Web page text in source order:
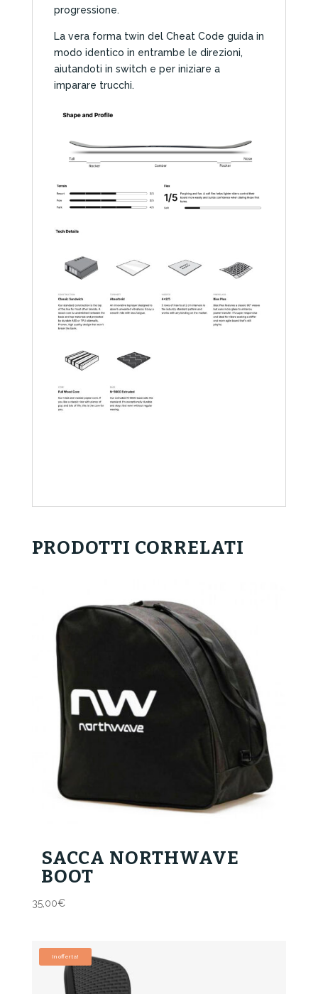
progressione.
La vera forma twin del Cheat Code guida in
modo identico in entrambe le direzioni,
aiutandoti in switch e per iniziare a
imparare trucchi.
PRODOTTI CORRELATI
SACCA NORTHWAVE
BOOT
35,00€
In offerta!